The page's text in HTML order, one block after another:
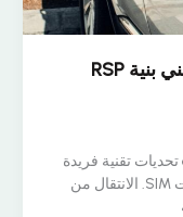
eSIM والاعتراض القانوني: ماذا تعني بنية RSP
يُشكل التنصت القانوني على بطاقات eSIM تحديات تقنية فريدة
مقارنةً بالتنصت التقليدي القائم على بطاقات SIM. الانتقال من